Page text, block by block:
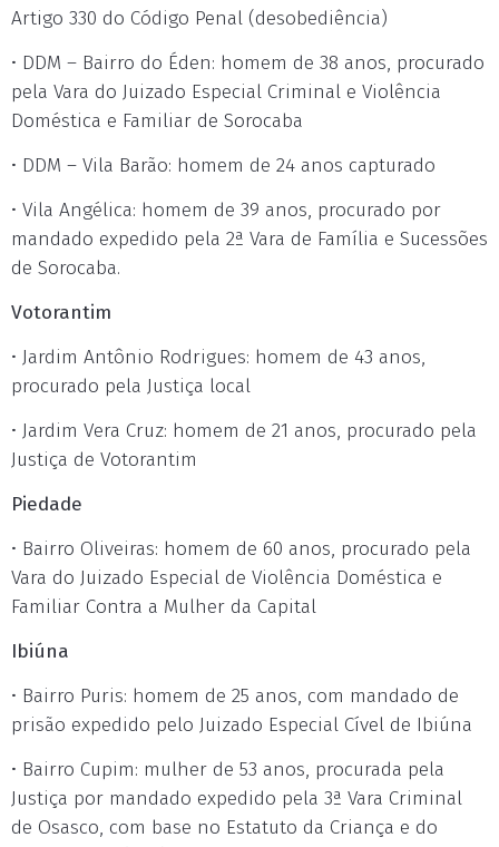
Artigo 330 do Código Penal (desobediência)
• DDM – Bairro do Éden: homem de 38 anos, procurado
pela Vara do Juizado Especial Criminal e Violência
Doméstica e Familiar de Sorocaba
• DDM – Vila Barão: homem de 24 anos capturado
• Vila Angélica: homem de 39 anos, procurado por
mandado expedido pela 2ª Vara de Família e Sucessões
de Sorocaba.
Votorantim
• Jardim Antônio Rodrigues: homem de 43 anos,
procurado pela Justiça local
• Jardim Vera Cruz: homem de 21 anos, procurado pela
Justiça de Votorantim
Piedade
• Bairro Oliveiras: homem de 60 anos, procurado pela
Vara do Juizado Especial de Violência Doméstica e
Familiar Contra a Mulher da Capital
Ibiúna
• Bairro Puris: homem de 25 anos, com mandado de
prisão expedido pelo Juizado Especial Cível de Ibiúna
• Bairro Cupim: mulher de 53 anos, procurada pela
Justiça por mandado expedido pela 3ª Vara Criminal
de Osasco, com base no Estatuto da Criança e do